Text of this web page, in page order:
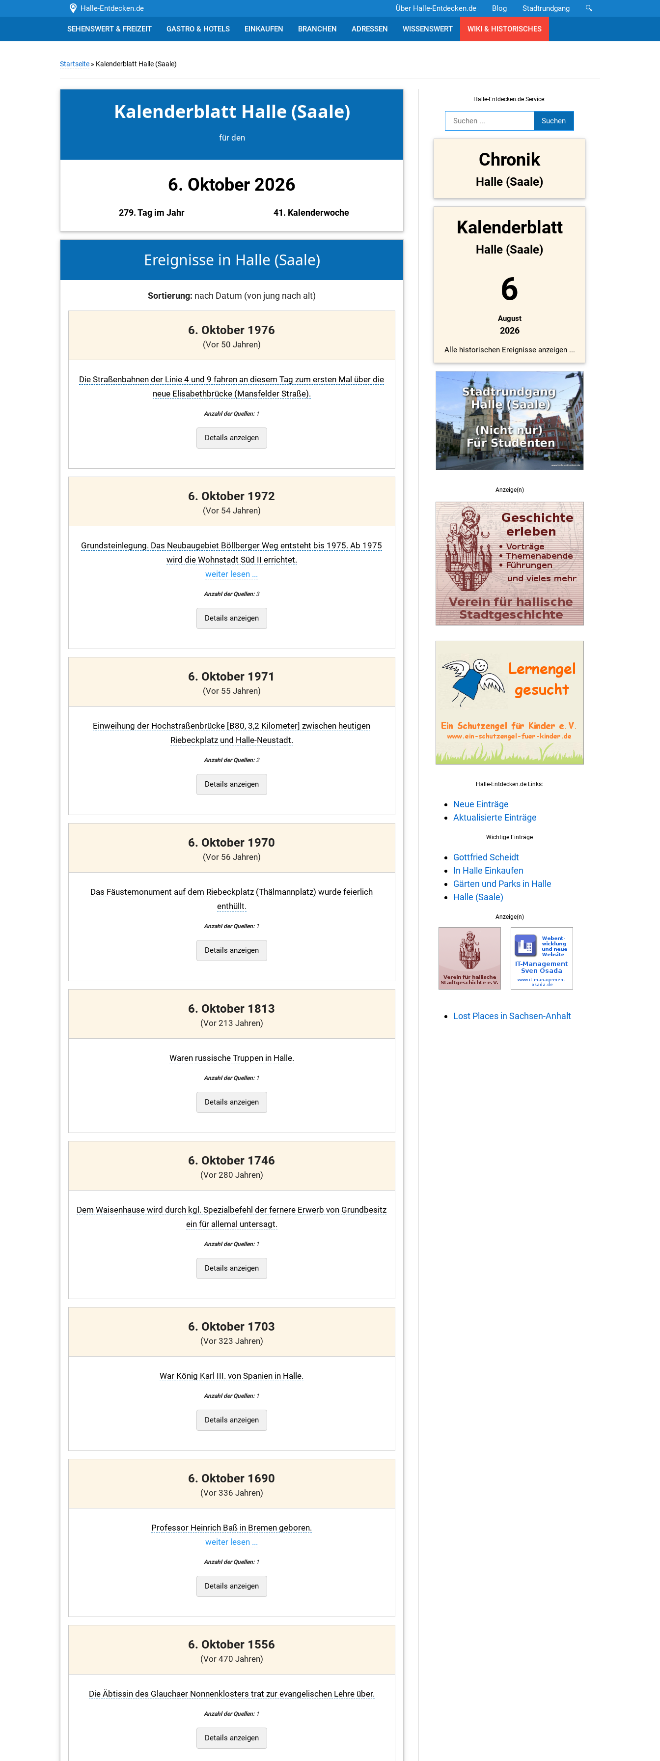
Halle-Entdecken.de 🔍
Stadtrundgang
Blog
Über Halle-Entdecken.de
SEHENSWERT & FREIZEIT GASTRO & HOTELS EINKAUFEN BRANCHEN ADRESSEN WISSENSWERT WIKI & HISTORISCHES
Startseite » Kalenderblatt Halle (Saale)
Kalenderblatt Halle (Saale)
für den
6. Oktober 2026
279. Tag im Jahr 41. Kalenderwoche
Ereignisse in Halle (Saale)
Sortierung: nach Datum (von jung nach alt)
6. Oktober 1976
(Vor 50 Jahren)
Die Straßenbahnen der Linie 4 und 9 fahren an diesem Tag zum ersten Mal über die
neue Elisabethbrücke (Mansfelder Straße).
Anzahl der Quellen:1
Details anzeigen
6. Oktober 1972
(Vor 54 Jahren)
Grundsteinlegung. Das Neubaugebiet Böllberger Weg entsteht bis 1975. Ab 1975
wird die Wohnstadt Süd II errichtet.
weiter lesen ...
Anzahl der Quellen:3
Details anzeigen
6. Oktober 1971
(Vor 55 Jahren)
Einweihung der Hochstraßenbrücke [B80, 3,2 Kilometer] zwischen heutigen
Riebeckplatz und Halle-Neustadt.
Anzahl der Quellen:2
Details anzeigen
6. Oktober 1970
(Vor 56 Jahren)
Das Fäustemonument auf dem Riebeckplatz (Thälmannplatz) wurde feierlich
enthüllt.
Anzahl der Quellen:1
Details anzeigen
6. Oktober 1813
(Vor 213 Jahren)
Waren russische Truppen in Halle.
Anzahl der Quellen:1
Details anzeigen
6. Oktober 1746
(Vor 280 Jahren)
Dem Waisenhause wird durch kgl. Spezialbefehl der fernere Erwerb von Grundbesitz
ein für allemal untersagt.
Anzahl der Quellen:1
Details anzeigen
6. Oktober 1703
(Vor 323 Jahren)
War König Karl III. von Spanien in Halle.
Anzahl der Quellen:1
Details anzeigen
6. Oktober 1690
(Vor 336 Jahren)
Professor Heinrich Baß in Bremen geboren.
weiter lesen ...
Anzahl der Quellen:1
Details anzeigen
6. Oktober 1556
(Vor 470 Jahren)
Die Äbtissin des Glauchaer Nonnenklosters trat zur evangelischen Lehre über.
Anzahl der Quellen:1
Details anzeigen
Halle-Entdecken.de Service:
Chronik
Halle (Saale)
Kalenderblatt
Halle (Saale)
6
August
2026
Alle historischen Ereignisse anzeigen ...
Anzeige(n)
Halle-Entdecken.de Links:
Neue Einträge
Aktualisierte Einträge
Wichtige Einträge
Gottfried Scheidt
In Halle Einkaufen
Gärten und Parks in Halle
Halle (Saale)
Anzeige(n)
Lost Places in Sachsen-Anhalt